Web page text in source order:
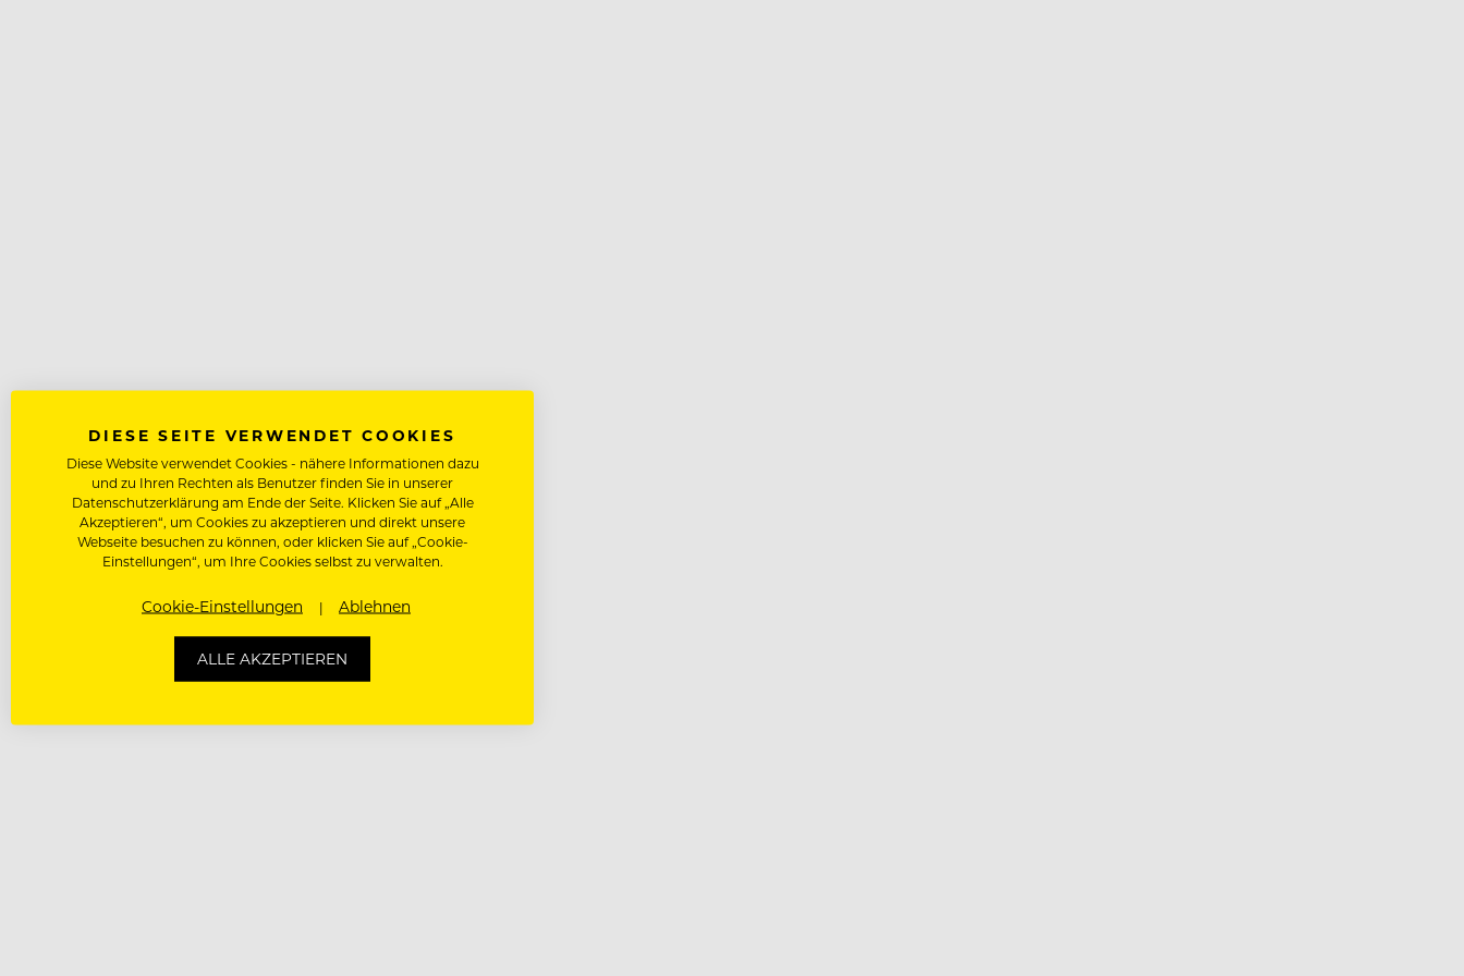
DIESE SEITE VERWENDET COOKIES
Diese Website verwendet Cookies - nähere Informationen dazu
und zu Ihren Rechten als Benutzer finden Sie in unserer
Datenschutzerklärung am Ende der Seite. Klicken Sie auf „Alle
Akzeptieren“, um Cookies zu akzeptieren und direkt unsere
Webseite besuchen zu können, oder klicken Sie auf „Cookie-
Einstellungen“, um Ihre Cookies selbst zu verwalten.
Cookie-Einstellungen Ablehnen
ALLE AKZEPTIEREN